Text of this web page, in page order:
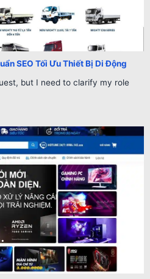
SEO Tối Ưu Thiết Bị Di Động
but I need to clarify my role